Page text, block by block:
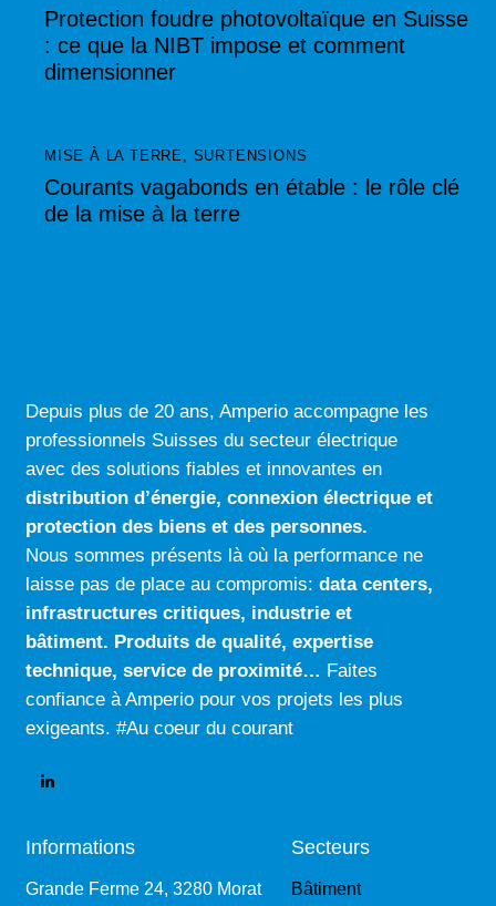
n
a
t
e
:
Protection foudre photovoltaïque en Suisse
: ce que la NIBT impose et comment
dimensionner
MISE À LA TERRE , SURTENSIONS
Courants vagabonds en étable : le rôle clé
de la mise à la terre
Depuis plus de 20 ans, Amperio accompagne les
professionnels Suisses du secteur électrique
avec des solutions fiables et innovantes en
distribution d’énergie, connexion électriqueet
protection des biens et des personnes.
Nous sommes présents là où la performance ne
laisse pas de place au compromis:data centers,
infrastructures critiques, industrie et
bâtiment. Produits de qualité,expertise
technique,service de proximité… Faites
confiance à Amperio pour vos projets les plus
exigeants. #Au coeur du courant
Informations
Grande Ferme 24, 3280 Morat
Secteurs
Bâtiment